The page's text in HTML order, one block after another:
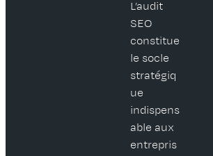
L’audit
SEO
constitue
le socle
stratégiq
ue
indispens
able aux
entrepris